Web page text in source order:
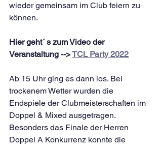
wieder gemeinsam im Club feiern zu
können.
Hier geht´ s zum Video der
Veranstaltung --> TCL Party 2022
Ab 15 Uhr ging es dann los. Bei
trockenem Wetter wurden die
Endspiele der Clubmeisterschaften im
Doppel & Mixed ausgetragen.
Besonders das Finale der Herren
Doppel A Konkurrenz konnte die